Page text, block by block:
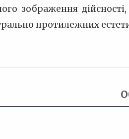
зображення
протилежних